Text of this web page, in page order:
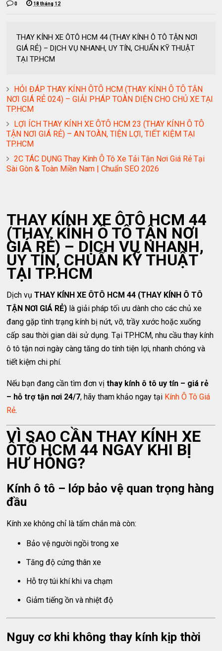
0 18 tháng 12
THAY KÍNH XE ÔTÔ HCM 44 (THAY KÍNH Ô TÔ TẬN NƠI
GIÁ RẺ) – DỊCH VỤ NHANH, UY TÍN, CHUẨN KỸ THUẬT
TẠI TP.HCM
HỎI ĐÁP THAY KÍNH ÔTÔ HCM (THAY KÍNH Ô TÔ TẬN
NƠI GIÁ RẺ 024) – GIẢI PHÁP TOÀN DIỆN CHO CHỦ XE TẠI
TP.HCM
LỢI ÍCH THAY KÍNH XE ÔTÔ HCM 23 (THAY KÍNH Ô TÔ
TẬN NƠI GIÁ RẺ) – AN TOÀN, TIỆN LỢI, TIẾT KIỆM TẠI
TP.HCM
2C TÁC DỤNG Thay Kính Ô Tô Xe Tải Tận Nơi Giá Rẻ Tại
Sài Gòn & Toàn Miền Nam | Chuẩn SEO 2026
THAY KÍNH XE ÔTÔ HCM 44
(THAY KÍNH Ô TÔ TẬN NƠI
GIÁ RẺ) – DỊCH VỤ NHANH,
UY TÍN, CHUẨN KỸ THUẬT
TẠI TP.HCM
Dịch vụTHAY KÍNH XE ÔTÔ HCM 44 (THAY KÍNH Ô TÔ
TẬN NƠI GIÁ RẺ) là giải pháp tối ưu dành cho các chủ xe
đang gặp tình trạng kính bị nứt, vỡ, trầy xước hoặc xuống
cấp sau thời gian dài sử dụng. Tại TP.HCM, nhu cầu thay kính
ô tô tận nơi ngày càng tăng do tính tiện lợi, nhanh chóng và
tiết kiệm chi phí.
Nếu bạn đang cần tìm đơn vịthay kính ô tô uy tín – giá rẻ
– hỗ trợ tận nơi 24/7, hãy tham khảo ngay tại Kính Ô Tô Giá
Rẻ.
VÌ SAO CẦN THAY KÍNH XE
ÔTÔ HCM 44 NGAY KHI BỊ
HƯ HỎNG?
Kính ô tô – lớp bảo vệ quan trọng hàng
đầu
Kính xe không chỉ là tấm chắn mà còn:
Bảo vệ người ngồi trong xe
Tăng độ cứng thân xe
Hỗ trợ túi khí khi va chạm
Giảm tiếng ồn và nhiệt độ
Nguy cơ khi không thay kính kịp thời